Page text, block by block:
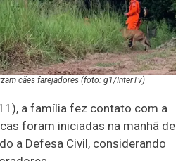
cães farejadores (foto: g1/InterTv)
a família fez contato com a
foram iniciadas na manhã de
a Defesa Civil, considerando